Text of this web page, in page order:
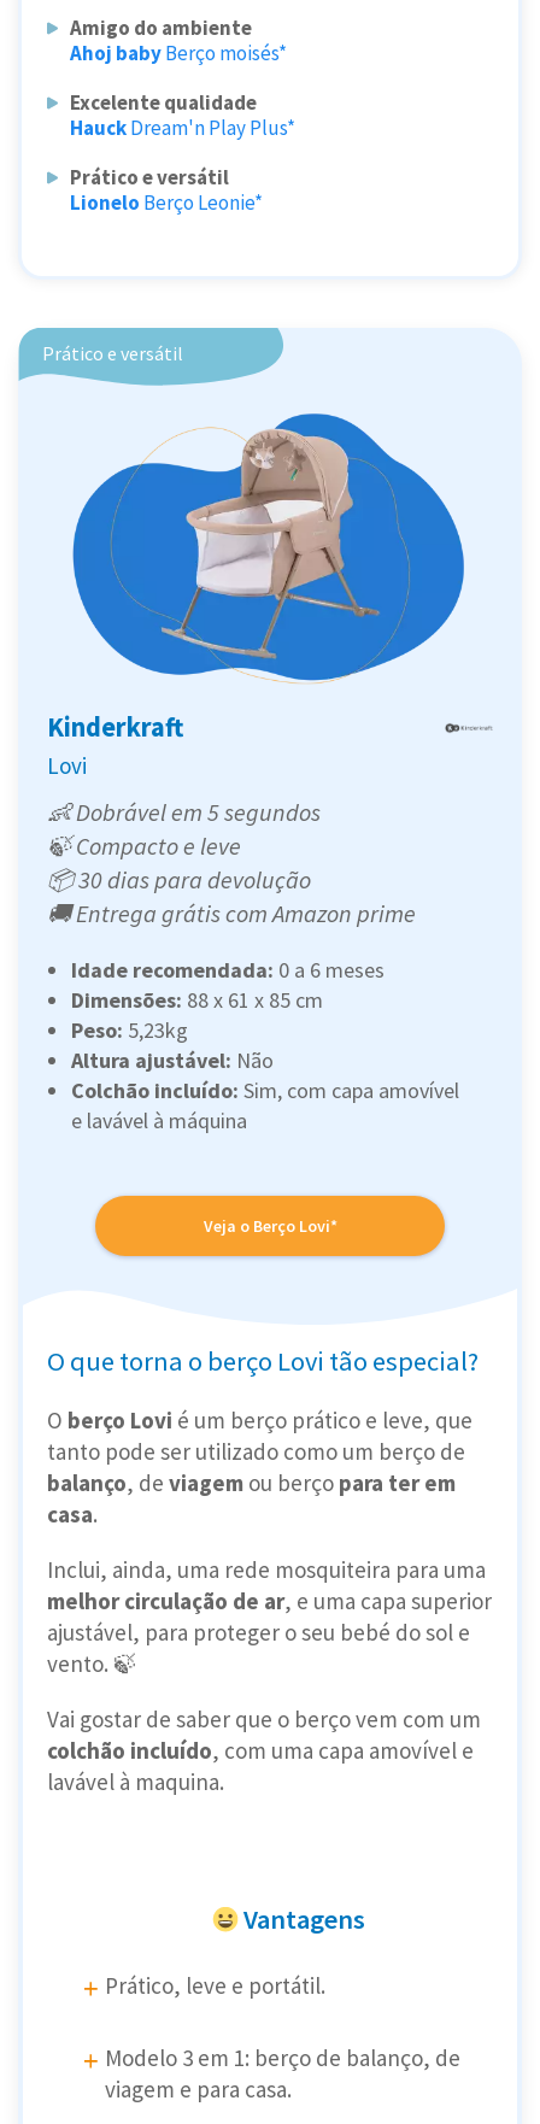
Amigo do ambiente
Ahoj babyBerço moisés*
Excelente qualidade
HauckDream'n Play Plus*
Prático e versátil
Lionelo Berço Leonie*
Prático e versátil
Kinderkraft
Lovi
👶 Dobrável em 5 segundos
🍃 Compacto e leve
📦 30 dias para devolução
🚚 Entrega grátis com Amazon prime
Idade recomendada: 0 a 6 meses
Dimensões: ‎88 x 61 x 85 cm
Peso: ‎5,23kg
Altura ajustável: Não
Colchão incluído: Sim, com capa amovível
e lavável à máquina
Veja o Berço Lovi*
O que torna o berço Lovi tão especial?
O berço Lovi é um berço prático e leve, que
tanto pode ser utilizado como um berço de
balanço, de viagem ou berço para ter em
casa.
Inclui, ainda, uma rede mosquiteira para uma
melhor circulação de ar, e uma capa superior
ajustável, para proteger o seu bebé do sol e
vento. 🍃
Vai gostar de saber que o berço vem com um
colchão incluído, com uma capa amovível e
lavável à maquina.
Vantagens
Prático, leve e portátil.
Modelo 3 em 1: berço de balanço, de
viagem e para casa.